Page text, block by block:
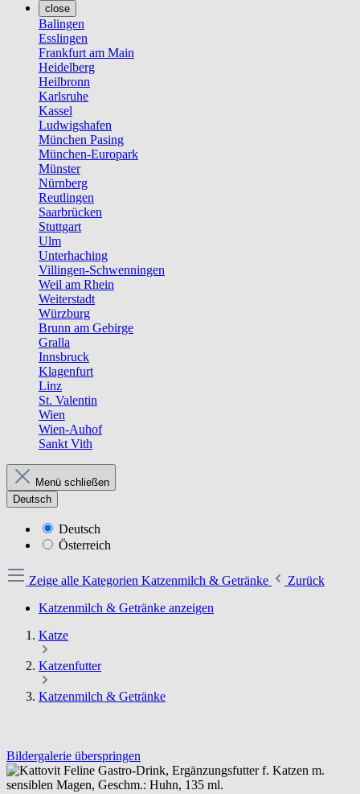
close
Balingen
Esslingen
Frankfurt am Main
Heidelberg
Heilbronn
Karlsruhe
Kassel
Ludwigshafen
München Pasing
München-Europark
Münster
Nürnberg
Reutlingen
Saarbrücken
Stuttgart
Ulm
Unterhaching
Villingen-Schwenningen
Weil am Rhein
Weiterstadt
Würzburg
Brunn am Gebirge
Gralla
Innsbruck
Klagenfurt
Linz
St. Valentin
Wien
Wien-Auhof
Sankt Vith
Menü schließen
Deutsch
Deutsch
Österreich
Zeige alle Kategorien Katzenmilch & Getränke
Zurück
Katzenmilch & Getränke anzeigen
Katze
Katzenfutter
Katzenmilch & Getränke
Bildergalerie überspringen